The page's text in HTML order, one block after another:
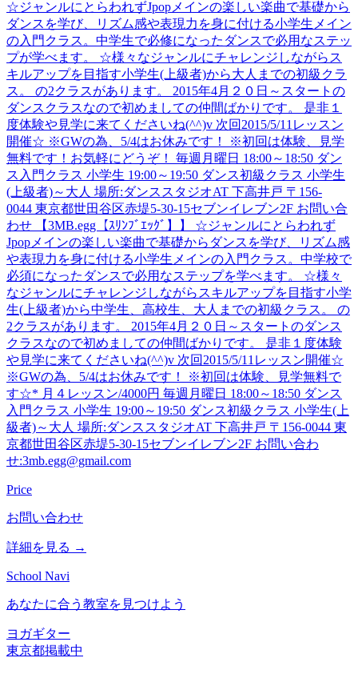
☆ジャンルにとらわれずJpopメインの楽しい楽曲で基礎から
ダンスを学び、リズム感や表現力を身に付ける小学生メイン
の入門クラス。中学生で必修になったダンスで必用なステッ
プが学べます。 ☆様々なジャンルにチャレンジしながらス
キルアップを目指す小学生(上級者)から大人までの初級クラ
ス。 の2クラスがあります。 2015年4月２０日～スタートの
ダンスクラスなので初めましての仲間ばかりです。 是非１
度体験や見学に来てくださいね(^^)v 次回2015/5/11レッスン
開催☆ ※GWの為、5/4はお休みです！ ※初回は体験、見学
無料です！お気軽にどうぞ！ 毎週月曜日 18:00～18:50 ダン
ス入門クラス 小学生 19:00～19:50 ダンス初級クラス 小学生
(上級者)～大人 場所:ダンススタジオAT 下高井戸 〒156-
0044 東京都世田谷区赤堤5-30-15セブンイレブン2F お問い合
わせ 【3MB.egg【ｽﾘﾝﾌﾞｴｯｸﾞ】】 ☆ジャンルにとらわれず
Jpopメインの楽しい楽曲で基礎からダンスを学び、リズム感
や表現力を身に付ける小学生メインの入門クラス。中学校で
必須になったダンスで必用なステップを学べます。 ☆様々
なジャンルにチャレンジしながらスキルアップを目指す小学
生(上級者)から中学生、高校生、大人までの初級クラス。 の
2クラスがあります。 2015年4月２０日～スタートのダンス
クラスなので初めましての仲間ばかりです。 是非１度体験
や見学に来てくださいね(^^)v 次回2015/5/11レッスン開催☆
※GWの為、5/4はお休みです！ ※初回は体験、見学無料で
す☆* 月４レッスン/4000円 毎週月曜日 18:00～18:50 ダンス
入門クラス 小学生 19:00～19:50 ダンス初級クラス 小学生(上
級者)～大人 場所:ダンススタジオAT 下高井戸 〒156-0044 東
京都世田谷区赤堤5-30-15セブンイレブン2F お問い合わ
せ:3mb.egg@gmail.com
Price
お問い合わせ
詳細を見る →
School Navi
あなたに合う教室を見つけよう
ヨガギター
東京都掲載中